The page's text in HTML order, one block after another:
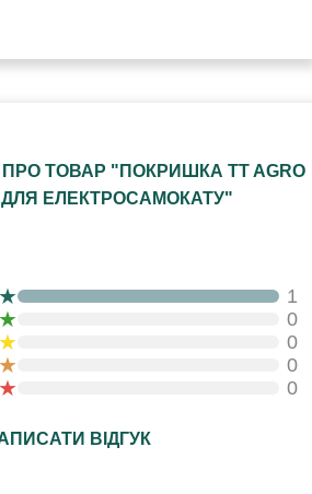
ПРО ТОВАР "ПОКРИШКА TT AGRO
ДЛЯ ЕЛЕКТРОСАМОКАТУ"
★
1
★
0
★
0
★
0
★ 0
ВІДГУК